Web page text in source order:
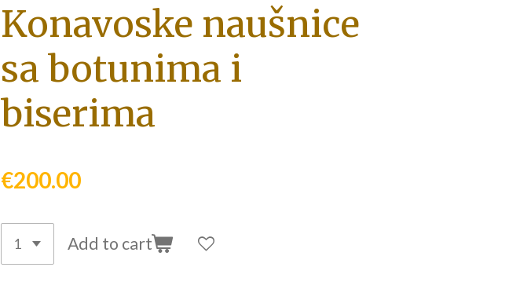
Konavoske naušnice
sa botunima i
biserima
€200.00
Add to cart